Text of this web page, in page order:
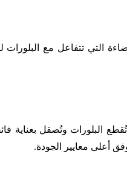
التي تتفاعل مع
البلورات وتُصقل بعناية
أعلى معايير الجودة.